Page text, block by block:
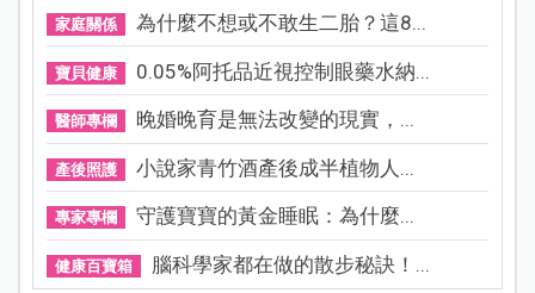
家庭關係 為什麼不想或不敢生二胎？這8...
寶貝健康 0.05%阿托品近視控制眼藥水納...
醫師專欄 晚婚晚育是無法改變的現實，...
產後照護 小說家青竹酒產後成半植物人...
專家專欄 守護寶寶的黃金睡眠：為什麼...
健康百寶箱 腦科學家都在做的散步秘訣！...